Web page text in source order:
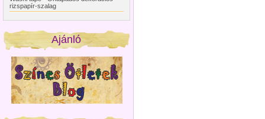
rizspapír-szalag
Ajánló